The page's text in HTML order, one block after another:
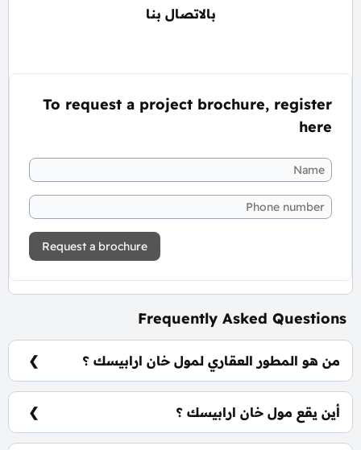
بالاتصال بنا
To request a project brochure, register
here
Request a brochure
Frequently Asked Questions
من هو المطور العقاري لمول خان ارابيسك ؟
الشركة المصريه السعودية للتعمير Saudi Egyptian
Developers SED.
أين يقع مول خان ارابيسك ؟
يقع مول خان ارابيسك في قلب القاهرة وعلى نهر النيل